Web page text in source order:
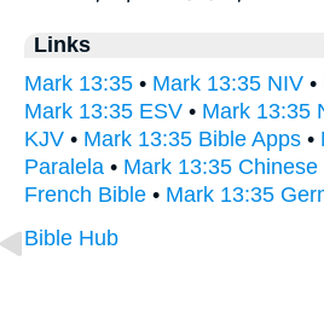
Links
Mark 13:35 • Mark 13:35 NIV •
Mark 13:35 ESV • Mark 13:35
KJV • Mark 13:35 Bible Apps •
Paralela • Mark 13:35 Chinese
French Bible • Mark 13:35
Bible Hub